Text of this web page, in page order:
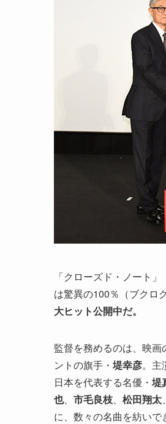
「クローズド・ノート
は驚異の100％（ブクロ
大ヒット公開中だ。
監督を務めるのは、映
ントの旗手・ 堤幸彦。主
日本を代表する名優・ 堤
也、 市毛良枝、 松田翔太、
に、数々の名曲を紡い